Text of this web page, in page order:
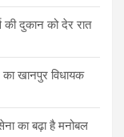
की दुकान को देर रात
का खानपुर विधायक
का बढ़ा है मनोबल